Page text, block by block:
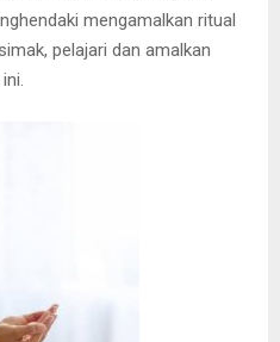
mengamalkan ritual
pelajari dan amalkan